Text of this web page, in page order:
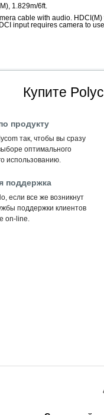
1.829m/6ft.
cable with audio.
input requires camera to
Купите
продукту
так, чтобы вы сразу
оптимального
использованию.
поддержка
если все же возникнут
поддержки клиентов
on-line.